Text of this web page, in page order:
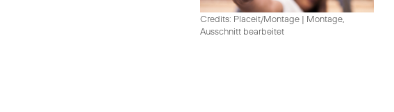
Credits: Placeit/Montage | Montage,
Ausschnitt bearbeitet